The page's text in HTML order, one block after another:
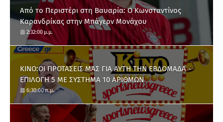
Από το Περιστέρι στη Βαυαρία: O Κωνσταντίνος
Καρανδρίκας στην Μπάγερν Μονάχου
2:32:00 μ.μ.
ΚΙΝΟ:ΟΙ ΠΡΟΤΑΣΕΙΣ ΜΑΣ ΓΙΑ ΑΥΤΗ ΤΗΝ ΕΒΔΟΜΑΔΑ -
ΕΠΙΛΟΓΗ 5 ΜΕ ΣΥΣΤΗΜΑ 10 ΑΡΙΘΜΩΝ
6:30:00 π.μ.